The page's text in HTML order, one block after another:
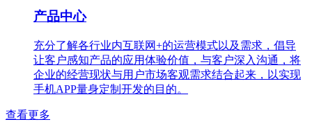
产品中心
充分了解各行业内互联网+的运营模式以及需求，倡导
让客户感知产品的应用体验价值，与客户深入沟通，将
企业的经营现状与用户市场客观需求结合起来，以实现
手机APP量身定制开发的目的。
查看更多